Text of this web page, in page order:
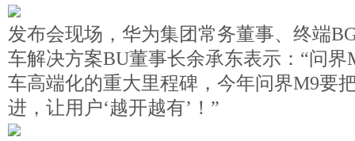
发布会现场，华为集团常务董事、终端
车解决方案BU董事长余承东表示：“问界
车高端化的重大里程碑，今年问界M9要
进，让用户‘越开越有’！”